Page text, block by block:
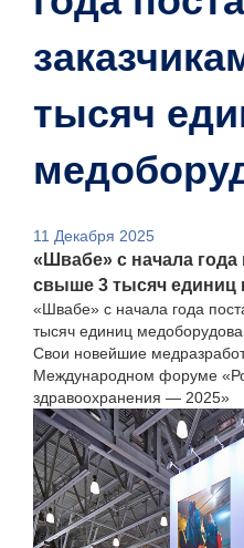
тысяч
11 Декабря 2025
«Швабе» с начала года
свыше 3 тысяч единиц
«Швабе» с начала года
тысяч единиц
Свои новейшие
Международном форуме
здравоохранения — 2025»